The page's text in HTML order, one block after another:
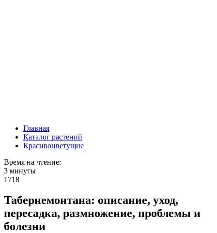
Главная
Каталог растений
Красивоцветущие
Время на чтение:
3 минуты
1718
Табернемонтана: описание, уход,
пересадка, размножение, проблемы и
болезни